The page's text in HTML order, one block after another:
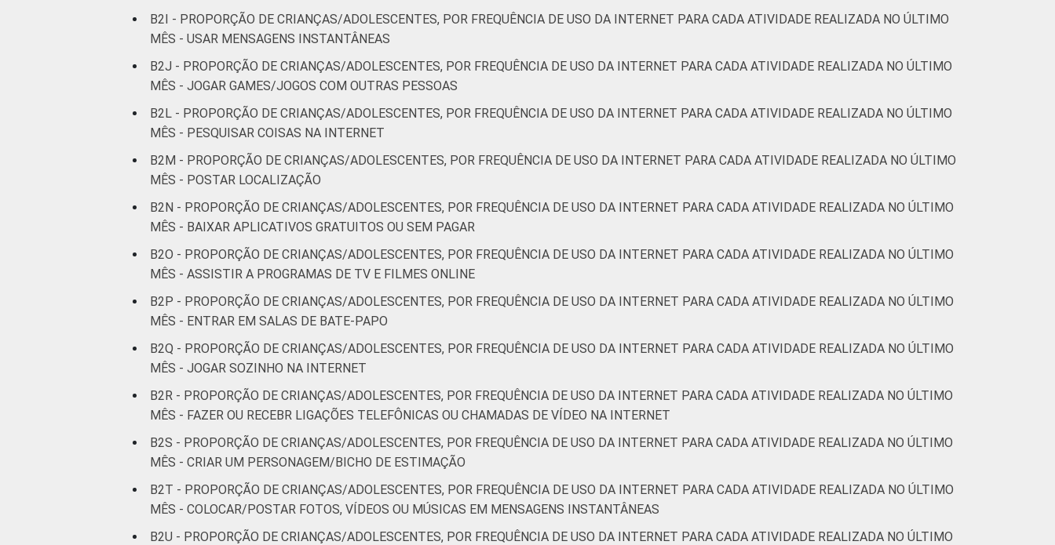
B2I - PROPORÇÃO DE CRIANÇAS/ADOLESCENTES, POR FREQUÊNCIA DE USO DA INTERNET PARA CADA ATIVIDADE REALIZADA NO ÚLTIMO
MÊS - USAR MENSAGENS INSTANTÂNEAS
B2J - PROPORÇÃO DE CRIANÇAS/ADOLESCENTES, POR FREQUÊNCIA DE USO DA INTERNET PARA CADA ATIVIDADE REALIZADA NO ÚLTIMO
MÊS - JOGAR GAMES/JOGOS COM OUTRAS PESSOAS
B2L - PROPORÇÃO DE CRIANÇAS/ADOLESCENTES, POR FREQUÊNCIA DE USO DA INTERNET PARA CADA ATIVIDADE REALIZADA NO ÚLTIMO
MÊS - PESQUISAR COISAS NA INTERNET
B2M - PROPORÇÃO DE CRIANÇAS/ADOLESCENTES, POR FREQUÊNCIA DE USO DA INTERNET PARA CADA ATIVIDADE REALIZADA NO ÚLTIMO
MÊS - POSTAR LOCALIZAÇÃO
B2N - PROPORÇÃO DE CRIANÇAS/ADOLESCENTES, POR FREQUÊNCIA DE USO DA INTERNET PARA CADA ATIVIDADE REALIZADA NO ÚLTIMO
MÊS - BAIXAR APLICATIVOS GRATUITOS OU SEM PAGAR
B2O - PROPORÇÃO DE CRIANÇAS/ADOLESCENTES, POR FREQUÊNCIA DE USO DA INTERNET PARA CADA ATIVIDADE REALIZADA NO ÚLTIMO
MÊS - ASSISTIR A PROGRAMAS DE TV E FILMES ONLINE
B2P - PROPORÇÃO DE CRIANÇAS/ADOLESCENTES, POR FREQUÊNCIA DE USO DA INTERNET PARA CADA ATIVIDADE REALIZADA NO ÚLTIMO
MÊS - ENTRAR EM SALAS DE BATE-PAPO
B2Q - PROPORÇÃO DE CRIANÇAS/ADOLESCENTES, POR FREQUÊNCIA DE USO DA INTERNET PARA CADA ATIVIDADE REALIZADA NO ÚLTIMO
MÊS - JOGAR SOZINHO NA INTERNET
B2R - PROPORÇÃO DE CRIANÇAS/ADOLESCENTES, POR FREQUÊNCIA DE USO DA INTERNET PARA CADA ATIVIDADE REALIZADA NO ÚLTIMO
MÊS - FAZER OU RECEBR LIGAÇÕES TELEFÔNICAS OU CHAMADAS DE VÍDEO NA INTERNET
B2S - PROPORÇÃO DE CRIANÇAS/ADOLESCENTES, POR FREQUÊNCIA DE USO DA INTERNET PARA CADA ATIVIDADE REALIZADA NO ÚLTIMO
MÊS - CRIAR UM PERSONAGEM/BICHO DE ESTIMAÇÃO
B2T - PROPORÇÃO DE CRIANÇAS/ADOLESCENTES, POR FREQUÊNCIA DE USO DA INTERNET PARA CADA ATIVIDADE REALIZADA NO ÚLTIMO
MÊS - COLOCAR/POSTAR FOTOS, VÍDEOS OU MÚSICAS EM MENSAGENS INSTANTÂNEAS
B2U - PROPORÇÃO DE CRIANÇAS/ADOLESCENTES, POR FREQUÊNCIA DE USO DA INTERNET PARA CADA ATIVIDADE REALIZADA NO ÚLTIMO